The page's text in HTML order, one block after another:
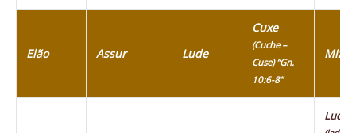
Elão Assur Lude
Cuxe
(Cuche –
Cuse) “Gn.
10:6-8”
Ludim